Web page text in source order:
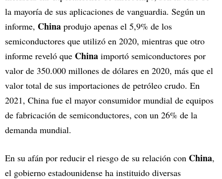
la mayoría de sus aplicaciones de vanguardia. Según un
informe, China produjo apenas el 5,9% de los
semiconductores que utilizó en 2020, mientras que otro
informe reveló que China importó semiconductores por
valor de 350.000 millones de dólares en 2020, más que el
valor total de sus importaciones de petróleo crudo. En
2021, China fue el mayor consumidor mundial de equipos
de fabricación de semiconductores, con un 26% de la
demanda mundial.
En su afán por reducir el riesgo de su relación con China,
el gobierno estadounidense ha instituido diversas